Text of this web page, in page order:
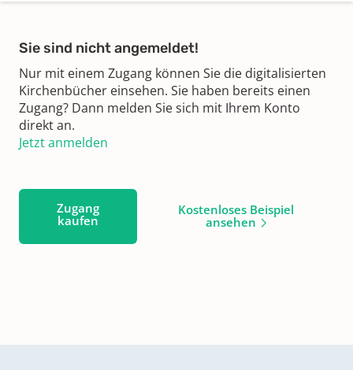
Sie sind nicht angemeldet!
Nur mit einem Zugang können Sie die digitalisierten
Kirchenbücher einsehen. Sie haben bereits einen
Zugang? Dann melden Sie sich mit Ihrem Konto
direkt an.
Jetzt anmelden
Zugang
kaufen
Kostenloses Beispiel
ansehen